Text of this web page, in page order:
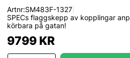
Artnr:SM483F-1327|
SPECs flaggskepp av kopplingar
körbara på gatan!
9799KR